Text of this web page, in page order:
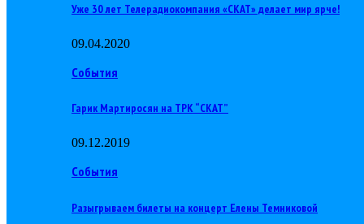
Уже 30 лет Телерадиокомпания «СКАТ» делает мир ярче!
09.04.2020
События
Гарик Мартиросян на ТРК “СКАТ”
09.12.2019
События
Разыгрываем билеты на концерт Елены Темниковой